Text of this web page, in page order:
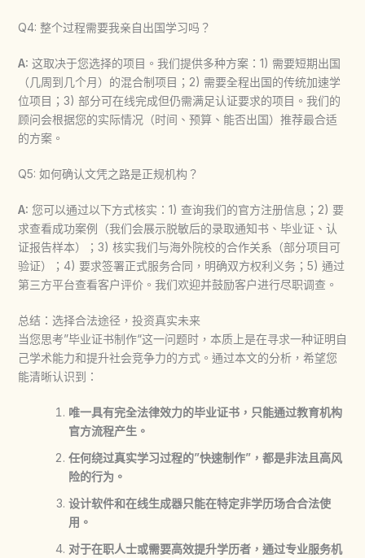
Q4: 整个过程需要我亲自出国学习吗？
A: 这取决于您选择的项目。我们提供多种方案：1) 需要短期出国
（几周到几个月）的混合制项目；2) 需要全程出国的传统加速学
位项目；3) 部分可在线完成但仍需满足认证要求的项目。我们的
顾问会根据您的实际情况（时间、预算、能否出国）推荐最合适
的方案。
Q5: 如何确认文凭之路是正规机构？
A: 您可以通过以下方式核实：1) 查询我们的官方注册信息；2) 要
求查看成功案例（我们会展示脱敏后的录取通知书、毕业证、认
证报告样本）；3) 核实我们与海外院校的合作关系（部分项目可
验证）；4) 要求签署正式服务合同，明确双方权利义务；5) 通过
第三方平台查看客户评价。我们欢迎并鼓励客户进行尽职调查。
总结：选择合法途径，投资真实未来
当您思考”毕业证书制作“这一问题时，本质上是在寻求一种证明自
己学术能力和提升社会竞争力的方式。通过本文的分析，希望您
能清晰认识到：
唯一具有完全法律效力的毕业证书，只能通过教育机构
官方流程产生。
任何绕过真实学习过程的”快速制作”，都是非法且高风
险的行为。
设计软件和在线生成器只能在特定非学历场合合法使
用。
对于在职人士或需要高效提升学历者，通过专业服务机